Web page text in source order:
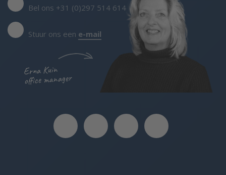
Erna Kuin
office manager
Bel ons +31 (0)297 514 614
Stuur ons een e-mail